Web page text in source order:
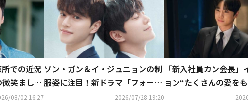
での近況
笑ましい
08/02 16:27
ソン・ガン＆イ・ジュニョンの制
服姿に注目！新ドラマ「フォーハ
ンズ」ポスターを公開2026/07/28 19:20
「新入社員カン会長」
ョン“たくさんの愛を
隊…感謝の気持ちでい